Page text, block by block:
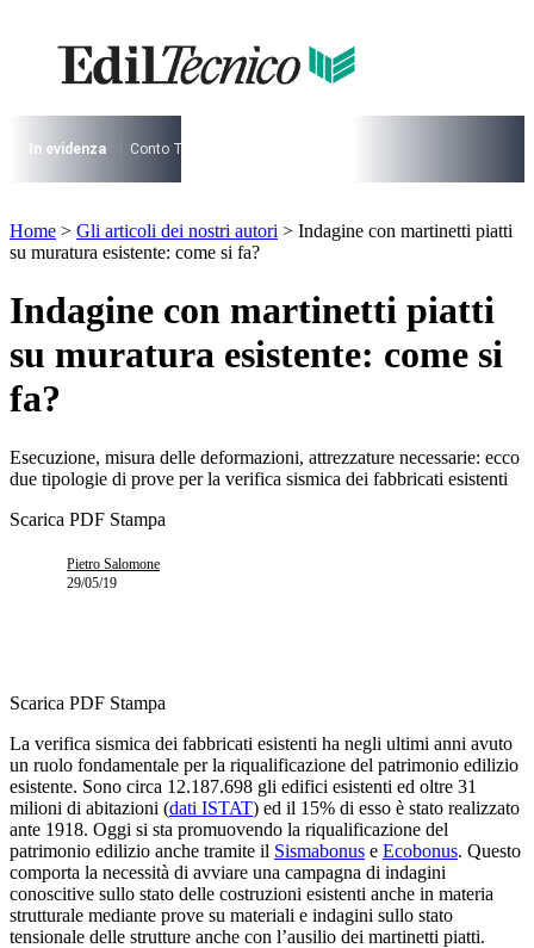
contenuto
I più cercati
Lorem ipsum dolor sit amet consectetur
Lorem ipsum dolor sit amet consectetur
In evidenza Conto Termico
I più cercati
Lorem ipsum dolor sit amet consectetur
Lorem ipsum dolor sit amet consectetur
Home > Gli articoli dei nostri autori > Indagine con martinetti piatti
su muratura esistente: come si fa?
Indagine con martinetti piatti
su muratura esistente: come si
fa?
Esecuzione, misura delle deformazioni, attrezzature necessarie: ecco
due tipologie di prove per la verifica sismica dei fabbricati esistenti
Scarica PDF Stampa
Pietro Salomone
29/05/19
Scarica PDF Stampa
La verifica sismica dei fabbricati esistenti ha negli ultimi anni avuto
un ruolo fondamentale per la riqualificazione del patrimonio edilizio
esistente. Sono circa 12.187.698 gli edifici esistenti ed oltre 31
milioni di abitazioni (dati ISTAT) ed il 15% di esso è stato realizzato
ante 1918. Oggi si sta promuovendo la riqualificazione del
patrimonio edilizio anche tramite il Sismabonus e Ecobonus. Questo
comporta la necessità di avviare una campagna di indagini
conoscitive sullo stato delle costruzioni esistenti anche in materia
strutturale mediante prove su materiali e indagini sullo stato
tensionale delle strutture anche con l’ausilio dei martinetti piatti.